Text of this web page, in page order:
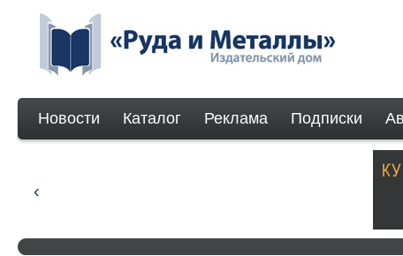
Новости Каталог Реклама Подписки